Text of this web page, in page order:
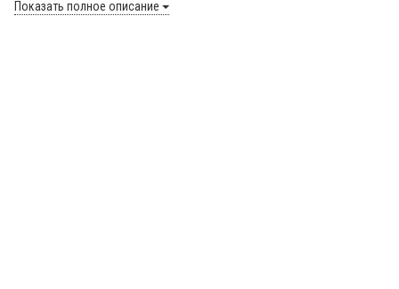
Показать полное описание